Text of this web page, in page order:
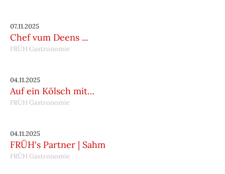
07.11.2025
Chef vum Deens ...
FRÜH Gastronomie
04.11.2025
Auf ein Kölsch mit…
FRÜH Gastronomie
04.11.2025
FRÜH's Partner | Sahm
FRÜH Gastronomie